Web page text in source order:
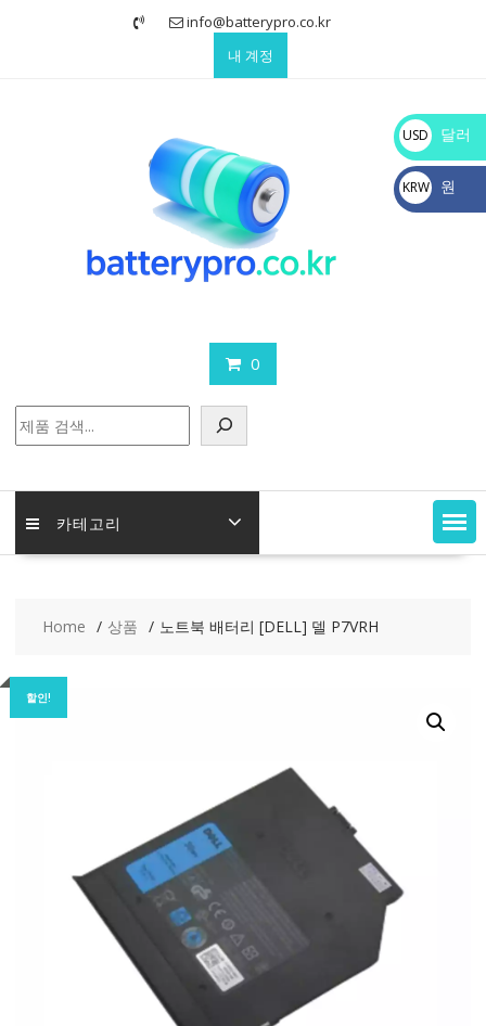
info@batterypro.co.kr
내 계정
0
색
카테고리
Home 상품 노트북 배터리 [DELL] 델 P7VRH
할인!
USD
$
달러
KRW
₩
원